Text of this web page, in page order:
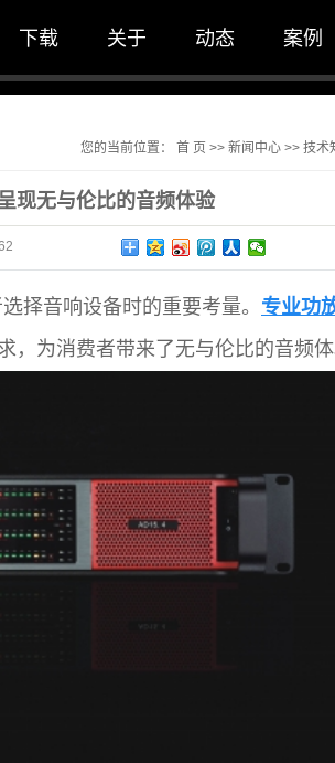
下载 关于
公司简介
联系我们
动态
公司新闻
行业新闻
案例
一级案例
您的当前位置： 首 页 >> 新闻中心 >> 技术
现无与伦比的音频体验
择音响设备时的重要考量。 专业功
为消费者带来了无与伦比的音频体